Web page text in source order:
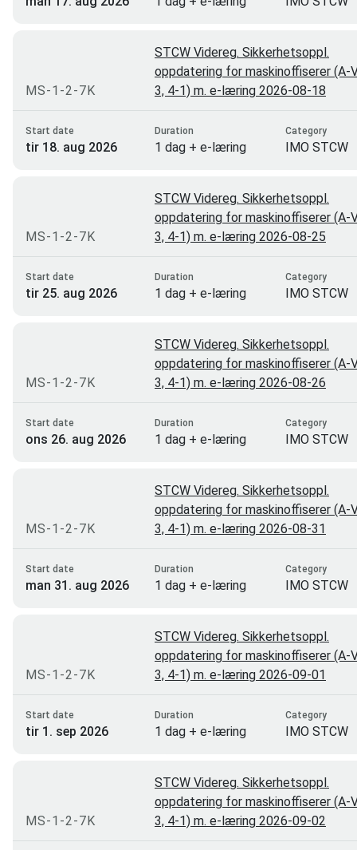
E-læring/ombord trening
3
Toten
3
Oslo
1
MS-1-2-7K
Start date
tir 18. aug 2026
STCW Videreg. Sikkerhetsoppl.
oppdatering for maskinoffiserer (A-
3, 4-1) m. e-læring 2026-08-18
Duration
1 dag + e-læring
Category
IMO STCW
MS-1-2-7K
Start date
tir 25. aug 2026
STCW Videreg. Sikkerhetsoppl.
oppdatering for maskinoffiserer (A-
3, 4-1) m. e-læring 2026-08-25
Duration
1 dag + e-læring
Category
IMO STCW
MS-1-2-7K
Start date
ons 26. aug 2026
STCW Videreg. Sikkerhetsoppl.
oppdatering for maskinoffiserer (A-
3, 4-1) m. e-læring 2026-08-26
Duration
1 dag + e-læring
Category
IMO STCW
MS-1-2-7K
Start date
man 31. aug 2026
STCW Videreg. Sikkerhetsoppl.
oppdatering for maskinoffiserer (A-
3, 4-1) m. e-læring 2026-08-31
Duration
1 dag + e-læring
Category
IMO STCW
MS-1-2-7K
Start date
tir 1. sep 2026
STCW Videreg. Sikkerhetsoppl.
oppdatering for maskinoffiserer (A-
3, 4-1) m. e-læring 2026-09-01
Duration
1 dag + e-læring
Category
IMO STCW
MS-1-2-7K
STCW Videreg. Sikkerhetsoppl.
oppdatering for maskinoffiserer (A-
3, 4-1) m. e-læring 2026-09-02